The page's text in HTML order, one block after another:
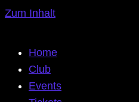
Zum Inhalt
Home
Club
Events